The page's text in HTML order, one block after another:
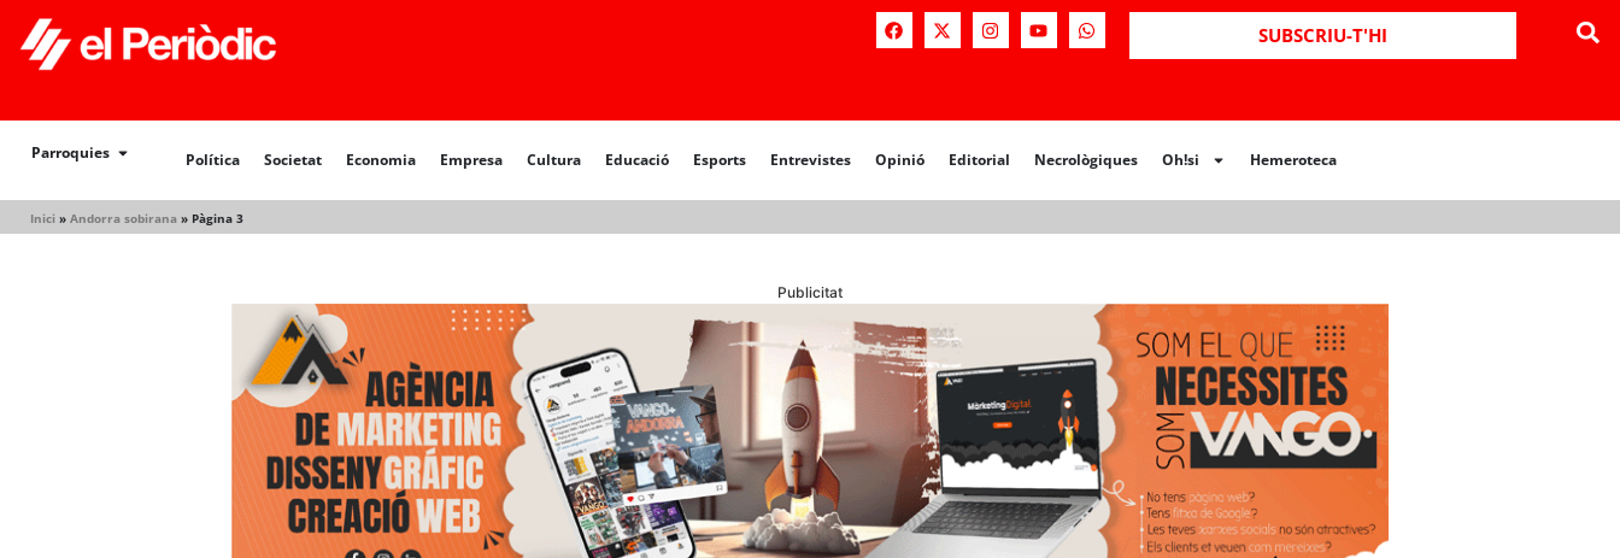
SUBSCRIU-T'HI
Parroquies Política Societat Economia Empresa Cultura Educació Esports Entrevistes Opinió Editorial Necrològiques Oh!si Hemeroteca
Inici » Andorra sobirana » Pàgina 3
Política Societat Opinió Editorial Necrològiques Hemeroteca
Publicitat